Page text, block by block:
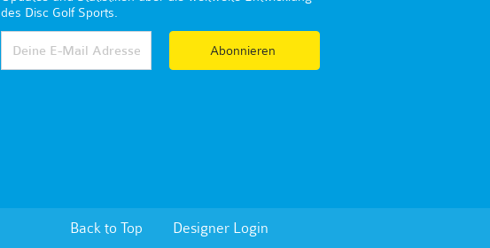
des Disc Golf Sports.
Abonnieren
Back to Top Designer Login